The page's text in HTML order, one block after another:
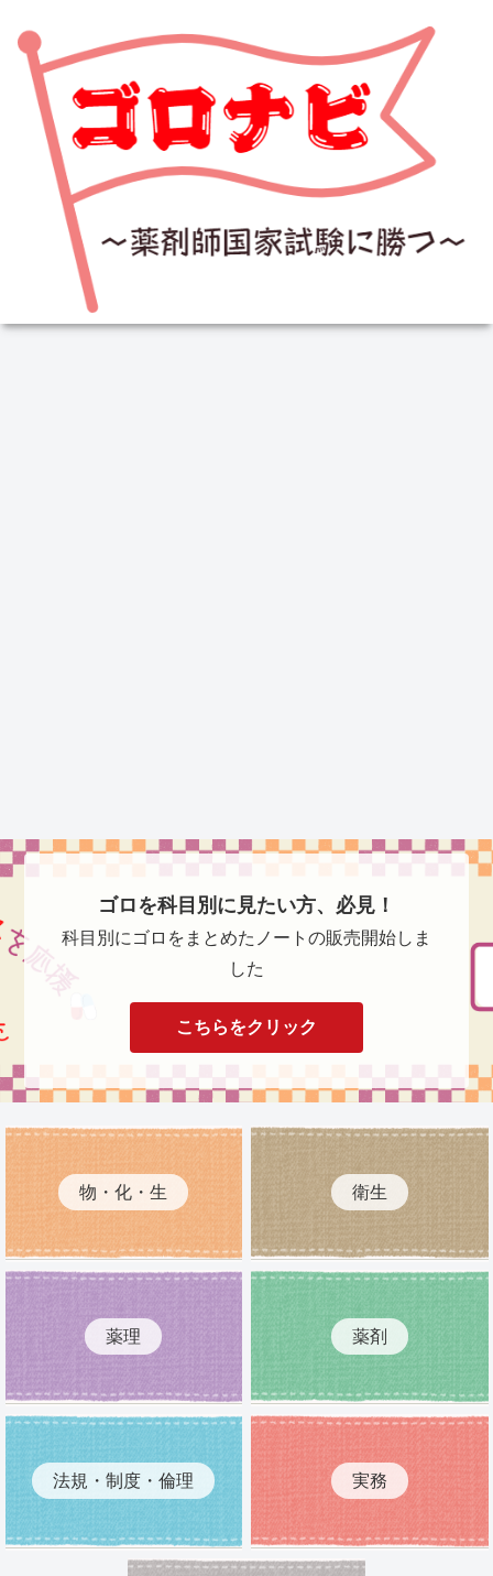
ゴロを科目別に見たい方、必見！
科目別にゴロをまとめたノートの販売開始しま
した
こちらをクリック
物・化・生 衛生
薬理 薬剤
法規・制度・倫理 実務